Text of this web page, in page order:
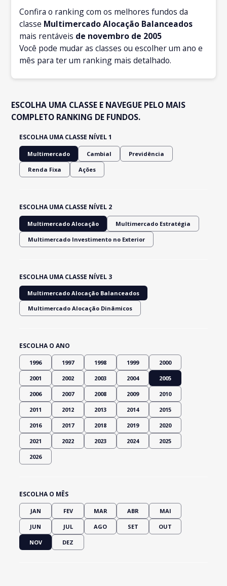
Confira o ranking com os melhores fundos da
classe Multimercado Alocação Balanceados
mais rentáveis de novembro de 2005
Você pode mudar as classes ou escolher um ano e
mês para ter um ranking mais detalhado.
ESCOLHA UMA CLASSE E NAVEGUE PELO MAIS
COMPLETO RANKING DE FUNDOS.
ESCOLHA UMA CLASSE NÍVEL 1
Multimercado Cambial Previdência
Renda Fixa Ações
ESCOLHA UMA CLASSE NÍVEL 2
Multimercado Alocação Multimercado Estratégia
Multimercado Investimento no Exterior
ESCOLHA UMA CLASSE NÍVEL 3
Multimercado Alocação Balanceados
Multimercado Alocação Dinâmicos
ESCOLHA O ANO
1996 1997 1998 1999 2000
2001 2002 2003 2004 2005
2006 2007 2008 2009 2010
2011 2012 2013 2014 2015
2016 2017 2018 2019 2020
2021 2022 2023 2024 2025
2026
ESCOLHA O MÊS
JAN FEV MAR ABR MAI
JUN JUL AGO SET OUT
NOV DEZ